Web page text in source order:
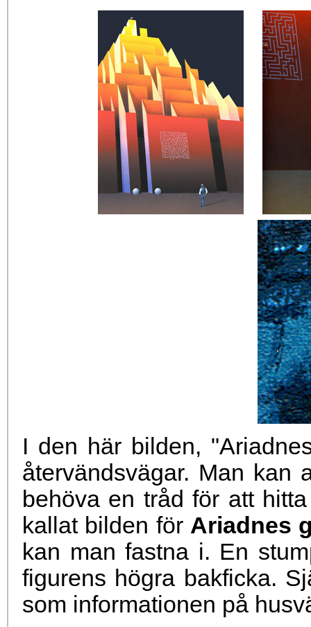
I den här bilden,
återvändsvägar. Man kan
behöva en tråd för att
kallat bilden för Ariadnes
kan man fastna i. En
figurens högra bakficka.
som informationen på